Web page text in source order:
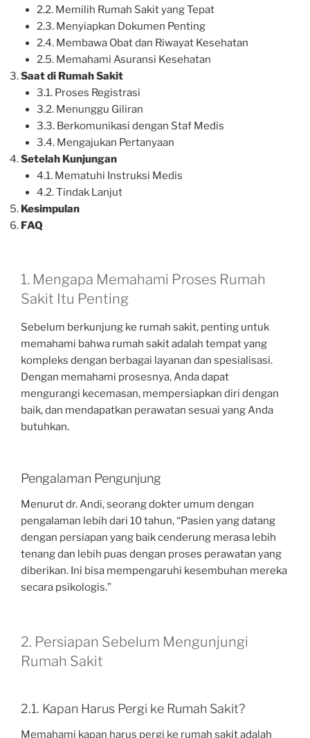
2.2. Memilih Rumah Sakit yang Tepat
2.3. Menyiapkan Dokumen Penting
2.4. Membawa Obat dan Riwayat Kesehatan
2.5. Memahami Asuransi Kesehatan
Saat di Rumah Sakit
3.1. Proses Registrasi
3.2. Menunggu Giliran
3.3. Berkomunikasi dengan Staf Medis
3.4. Mengajukan Pertanyaan
Setelah Kunjungan
4.1. Mematuhi Instruksi Medis
4.2. Tindak Lanjut
Kesimpulan
FAQ
1. Mengapa Memahami Proses Rumah
Sakit Itu Penting
Sebelum berkunjung ke rumah sakit, penting untuk
memahami bahwa rumah sakit adalah tempat yang
kompleks dengan berbagai layanan dan spesialisasi.
Dengan memahami prosesnya, Anda dapat
mengurangi kecemasan, mempersiapkan diri dengan
baik, dan mendapatkan perawatan sesuai yang Anda
butuhkan.
Pengalaman Pengunjung
Menurut dr. Andi, seorang dokter umum dengan
pengalaman lebih dari 10 tahun, “Pasien yang datang
dengan persiapan yang baik cenderung merasa lebih
tenang dan lebih puas dengan proses perawatan yang
diberikan. Ini bisa mempengaruhi kesembuhan mereka
secara psikologis.”
2. Persiapan Sebelum Mengunjungi
Rumah Sakit
2.1. Kapan Harus Pergi ke Rumah Sakit?
Memahami kapan harus pergi ke rumah sakit adalah